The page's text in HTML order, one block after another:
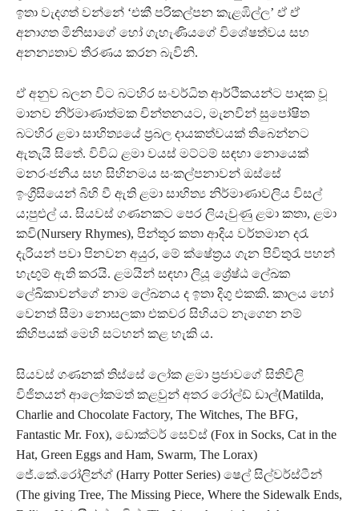
ඉතා වැදගත් වන්නේ ‘එකී පරිකල්පන කැළඹිල්ල’ ඒ ඒ
අනාගත මිනිසාගේ හෝ ගැහැණියගේ විශේෂත්වය සහ
අනන්‍යතාව තීරණය කරන බැවිනි.
ඒ අනුව බලන විට බටහිර සංවර්ධිත ආර්ථිකයන්ට පාදක වූ
මානව නිර්මාණාත්මක චින්තනයට, මැනවින් සුපෝෂිත
බටහිර ළමා සාහිත්‍යයේ ප්‍රබල දායකත්වයක් තිබෙන්නට
ඇතැයි සිතේ. විවිධ ළමා වයස් මට්ටම් සඳහා නොයෙක්
මනරංජනීය සහ සිහිනමය සංකල්පනාවන් ඔස්සේ
ඉංග්‍රීසියෙන් බිහි වී ඇති ළමා සාහිත්‍ය නිර්මාණාවලිය විසල්
ය;පුළුල් ය. සියවස් ගණනකට පෙර ලියැවුණු ළමා කතා, ළමා
කවි(Nursery Rhymes), පින්තූර කතා ආදිය වර්තමාන දරැ
දැරියන් පවා පිනවන අයුර, මේ ක්ෂේත්‍රය ගැන පිවිතුරැ පහන්
හැඟුම් ඇති කරයි. ළමයින් සඳහා ලියූ ශ්‍රේෂ්ඨ ලේඛක
ලේඛිකාවන්ගේ නාම ලේඛනය ද ඉතා දිගු එකකි. කාලය හෝ
වෙනත් සීමා නොසලකා එකවර සිහියට නැගෙන නම්
කිහිපයක් මෙහි සටහන් කළ හැකි ය.
සියවස් ගණනක් තිස්සේ ලෝක ළමා ප්‍රජාවගේ සිතිවිලි
විජිතයන් ආලෝකමත් කළවුන් අතර රෝල්ඩ් ඩාල්(Matilda,
Charlie and Chocolate Factory, The Witches, The BFG,
Fantastic Mr. Fox), ඩොක්ටර් සෙව්ස් (Fox in Socks, Cat in the
Hat, Green Eggs and Ham, Swarm, The Lorax)
ජේ.කේ.රෝලින්ග් (Harry Potter Series) ෂෙල් සිල්වර්ස්ටීන්
(The giving Tree, The Missing Piece, Where the Sidewalk Ends,